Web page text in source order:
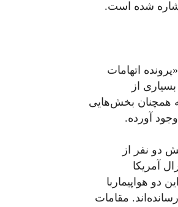
اتهامات
بسیاری از
ماجرا نبود٬ زیرا با وجود آنکه همچنان بخش‌هایی
آورده.
نقش دو نفر از
آمریکا
هواپیماربا
مقامات